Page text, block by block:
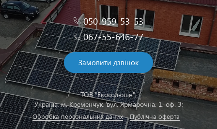
050-959-53-53
067-55-646-77
Замовити дзвінок
ТОВ "Екосолюшн",
Українa, м. Кременчук, вул. Ярмарочна, 1, оф. 3;
Обробка персональних даних Публічна оферта